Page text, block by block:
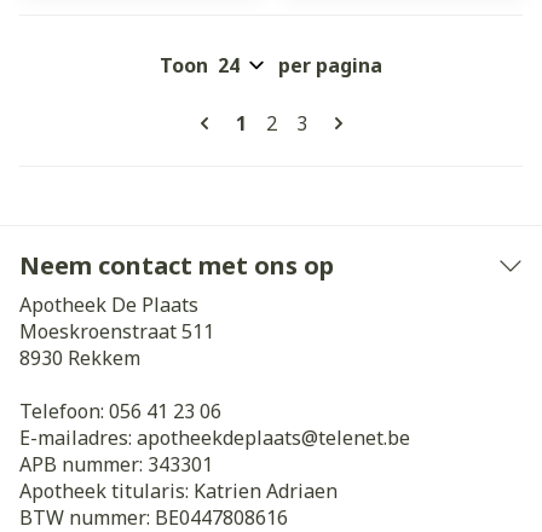
Pagina's
U lees momenteel pagina
1 Pagina
2 Pagina
3
Toon per pagina
Neem contact met ons op
Apotheek De Plaats
Moeskroenstraat 511
8930 Rekkem
Telefoon: 056 41 23 06
E-mailadres: apotheekdeplaats@telenet.be
APB nummer: 343301
Apotheek titularis: Katrien Adriaen
BTW nummer: BE0447808616